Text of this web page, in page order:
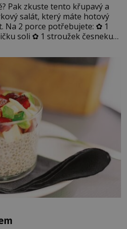
Pak zkuste tento křupavý a
salát, který máte hotový
Na 2 porce potřebujete: ✿ 1
soli ✿ 1 stroužek česneku
chilli ✿ 1 lžičku cukru ✿ 1
semínek